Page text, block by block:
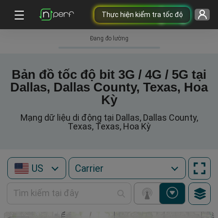
Thực hiện kiểm tra tốc độ
Đang đo lường
Bản đồ tốc độ bit 3G / 4G / 5G tại
Dallas, Dallas County, Texas, Hoa
Kỳ
Mạng dữ liệu di động tại Dallas, Dallas County,
Texas, Texas, Hoa Kỳ
US